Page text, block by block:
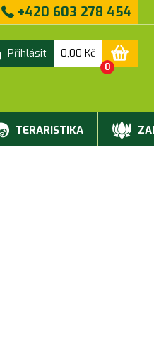
+420 603 278 454
Přihlásit 0,00 Kč
0
TERARISTIKA